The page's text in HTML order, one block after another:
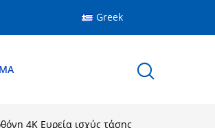
Greek
4K Ευρεία ισχύς τάσης